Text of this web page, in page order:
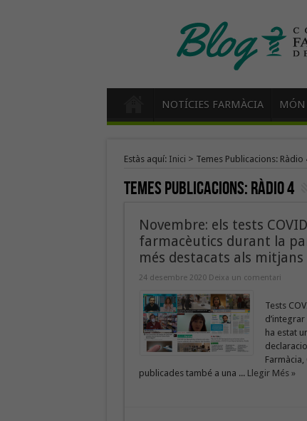
NOTÍCIES FARMÀCIA MÓN
Estàs aquí: Inici > Temes Publicacions: Ràdio
Temes Publicacions:Ràdio 4
Novembre: els tests
farmacèutics durant la
més destacats als mitjans
24 desembre 2020 Deixa un comentari
Tests
ha estat
publicades també a una ... Llegir Més »